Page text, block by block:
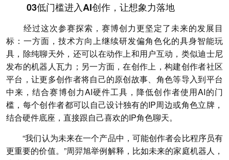
03低门槛进入AI创作，让想象力落地
经过这次参赛探索，赛博创力更坚定了未来的发展目
标：一方面，技术方向上继续研发偏角色化的具身智能玩
具，除纯聊天外，还可以在动作上和用户互动，类似迪士尼
发布的机器人瓦力；另一方面，在创作上，构建创作者社区
平台，让更多创作者将自己的原创故事、角色等导入到平台
中来，结合赛博创力AI硬件工具，降低创作者使用AI的门
槛，每个创作者都可以自己设计独有的IP周边或角色立牌，
结合硬件底座，直接跟自己喜欢的IP角色聊天。
“我们认为未来在一个产品中，可能创作者会比程序员有
更重要的价值。”周羿旭举例解释，比如未来的家庭机器人，